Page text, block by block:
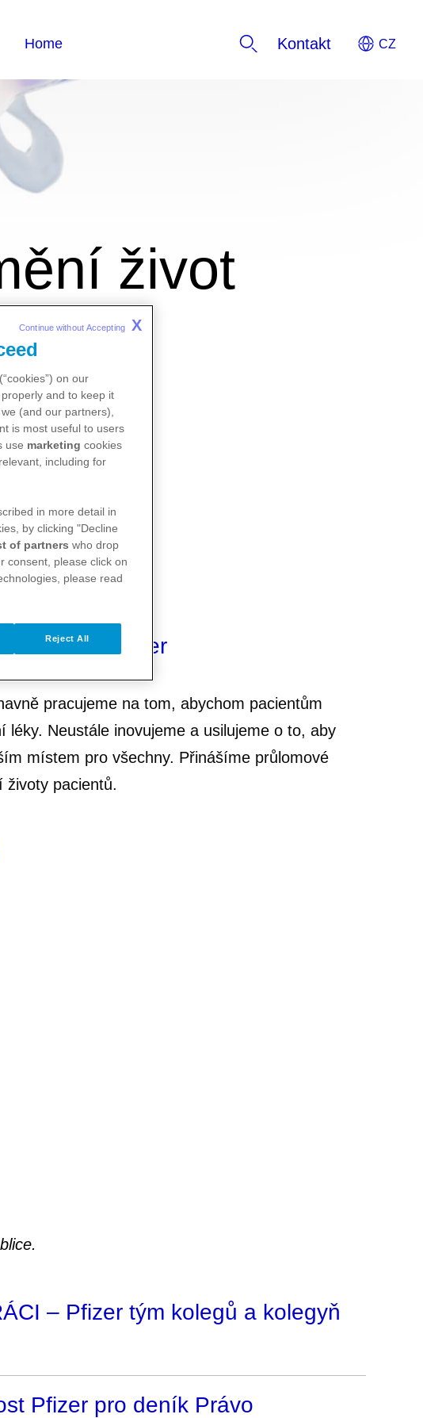
Kontakt
život
Pfizer
pracujeme na tom, abychom pacientům
léky. Neustále inovujeme a usilujeme o to, aby
místem pro všechny. Přinášíme průlomové
životy pacientů.
– Pfizer tým kolegů a kolegyň
Pfizer pro deník Právo
on our
and to keep it
(and our partners),
is most useful to users
use marketing cookies
including for
in more detail in
by clicking "Decline
of partners who drop
consent, please click on
please read
Reject All
Continue without Accepting X